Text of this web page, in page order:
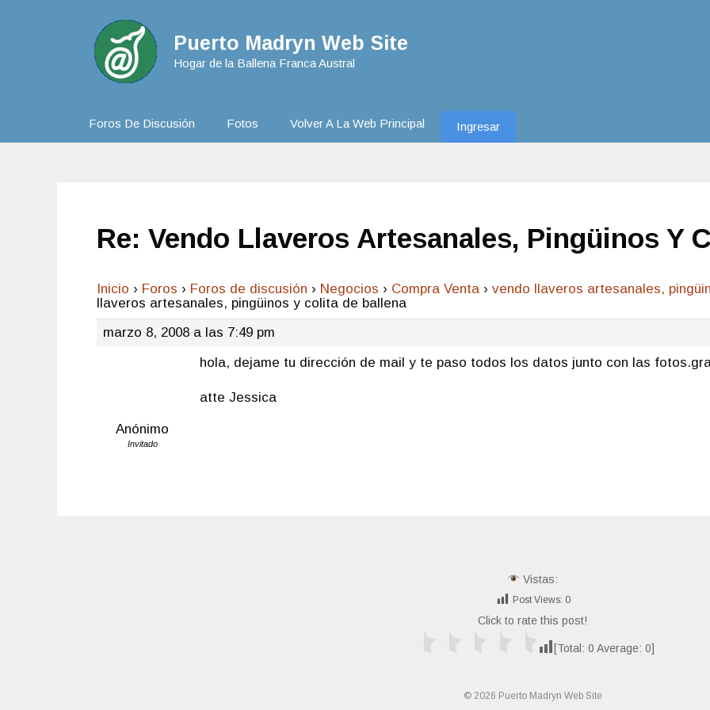
Puerto Madryn Web Site
Hogar de la Ballena Franca Austral
Foros De Discusión Fotos Volver A La Web Principal Ingresar
Re: Vendo Llaveros Artesanales, Pingüinos Y
Inicio › Foros › Foros de discusión › Negocios › Compra Venta › vendo llaveros artesanales,
llaveros artesanales, pingüinos y colita de ballena
marzo 8, 2008 a las 7:49 pm
Anónimo
Invitado
hola, dejame tu dirección de mail y te paso todos los datos junto con las
atte Jessica
Vistas:
Post Views: 0
Click to rate this post!
[Total: 0 Average: 0]
© 2026 Puerto Madryn Web Site